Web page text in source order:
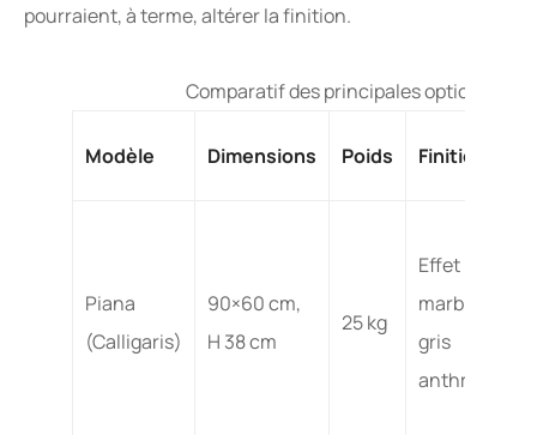
pourraient, à terme, altérer la finition.
Comparatif des principales options de
Modèle Dimensions Poids Finition
Piana
(Calligaris)
90×60 cm,
H 38 cm
25 kg
Effet
marbre,
gris
anthracite